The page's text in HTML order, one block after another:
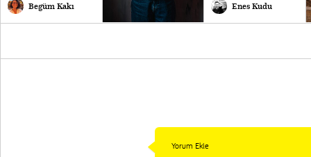
Begüm Kakı Enes Kudu